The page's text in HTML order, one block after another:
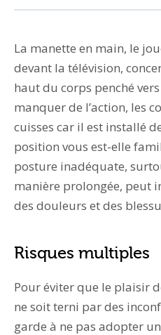
La manette en main, le
devant la télévision,
haut du corps penché
manquer de l’action, les
cuisses car il est installé
position vous est-elle
posture inadéquate,
manière prolongée, peut
des douleurs et des
Risques multiples
Pour éviter que le plaisir
ne soit terni par des
garde à ne pas adopter